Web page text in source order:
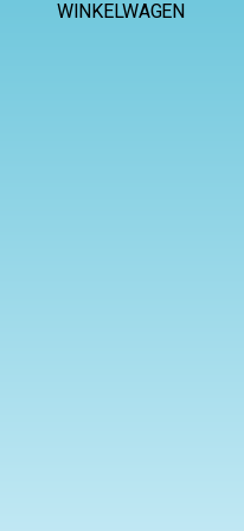
WINKELWAGEN